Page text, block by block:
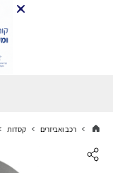
רכב ואביזרים קסדות